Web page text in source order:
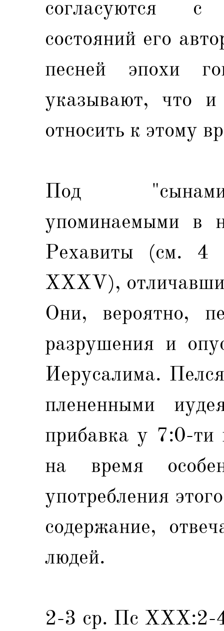
согласуются с
состояний его
песней эпохи
указывают, что
относить к этому
Под
упоминаемыми в
Рехавиты (см.
XXXV),
Они, вероятно,
разрушения и
Иерусалима.
плененными
прибавка у 7:0-ти
на время
употребления
содержание,
людей.
2-3 ср. Пс